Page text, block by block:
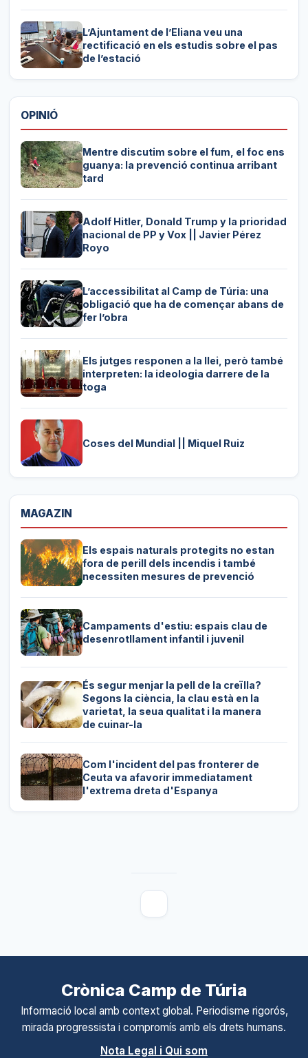
L’Ajuntament de l’Eliana veu una
rectificació en els estudis sobre el pas
de l’estació
OPINIÓ
Mentre discutim sobre el fum, el foc ens
guanya: la prevenció continua arribant
tard
Adolf Hitler, Donald Trump y la prioridad
nacional de PP y Vox || Javier Pérez
Royo
L’accessibilitat al Camp de Túria: una
obligació que ha de començar abans de
fer l’obra
Els jutges responen a la llei, però també
interpreten: la ideologia darrere de la
toga
Coses del Mundial || Miquel Ruiz
MAGAZIN
Els espais naturals protegits no estan
fora de perill dels incendis i també
necessiten mesures de prevenció
Campaments d'estiu: espais clau de
desenrotllament infantil i juvenil
És segur menjar la pell de la creïlla?
Segons la ciència, la clau està en la
varietat, la seua qualitat i la manera
de cuinar-la
Com l'incident del pas fronterer de
Ceuta va afavorir immediatament
l'extrema dreta d'Espanya
Crònica Camp de Túria
Informació local amb context global. Periodisme rigorós,
mirada progressista i compromís amb els drets humans.
Nota Legal i Qui som